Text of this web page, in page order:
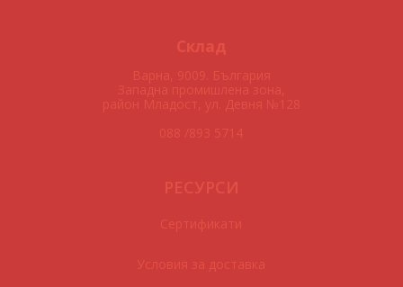
Склад
Варна, 9009. България
Западна промишлена зона,
район Младост, ул. Девня №128
088 /893 5714
РЕСУРСИ
Сертификати
Условия за доставка